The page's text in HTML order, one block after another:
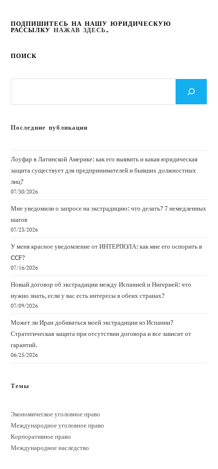
ПОДПИШИТЕСЬ НА НАШУ ЮРИДИЧЕСКУЮ
РАССЫЛКУНАЖАВ ЗДЕСЬ .
ПОИСК
Последние публикации
Лоуфар в Латинской Америке: как его выявить и какая юридическая
защита существует для предпринимателей и бывших должностных
лиц?
07/30/2026
Мне уведомили о запросе на экстрадицию: что делать? 7 немедленных
шагов
07/23/2026
У меня красное уведомление от ИНТЕРПОЛА: как мне его оспорить в
CCF?
07/16/2026
Новый договор об экстрадиции между Испанией и Нигерией: что
нужно знать, если у вас есть интересы в обеих странах?
07/09/2026
Может ли Иран добиваться моей экстрадиции из Испании?
Стратегическая защита при отсутствии договора и все зависит от
гарантий.
06/25/2026
Темы
Экономическое уголовное право
Международное уголовное право
Корпоративное право
Международное наследство